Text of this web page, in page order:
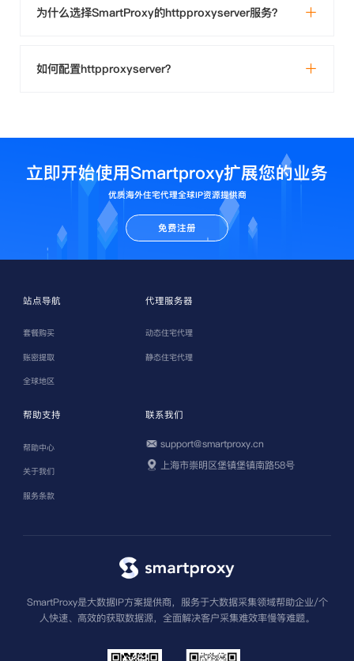
为什么选择SmartProxy的httpproxyserver服务？
如何配置httpproxyserver？
立即开始使用Smartproxy扩展您的业务
优质海外住宅代理全球IP资源提供商
免费注册
站点导航
套餐购买
账密提取
全球地区
代理服务器
动态住宅代理
静态住宅代理
帮助支持
帮助中心
关于我们
服务条款
联系我们
support@smartproxy.cn
上海市崇明区堡镇堡镇南路58号
SmartProxy是大数据IP方案提供商，服务于大数据采集领域帮助企业/个
人快速、高效的获取数据源，全面解决客户采集难效率慢等难题。